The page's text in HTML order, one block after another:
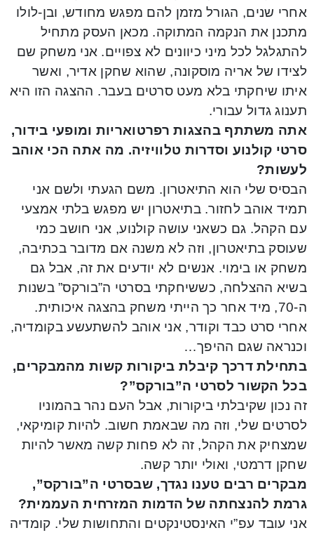
אחרי שנים, הגורל מזמן להם מפגש מחודש, ובן-לולו
מתכנן את הנקמה המתוקה. מכאן העסק מתחיל
להתגלגל לכל מיני כיוונים לא צפויים. אני משחק שם
לצידו של אריה מוסקונה, שהוא שחקן אדיר, ואשר
איתו שיחקתי בלא מעט סרטים בעבר. ההצגה הזו היא
תענוג גדול עבורי.
אתה משתתף בהצגות רפרטואריות ומופעי בידור,
סרטי קולנוע וסדרות טלוויזיה. מה אתה הכי אוהב
לעשות?
הבסיס שלי הוא התיאטרון. משם הגעתי ולשם אני
תמיד אוהב לחזור. בתיאטרון יש מפגש בלתי אמצעי
עם הקהל. גם כשאני עושה קולנוע, אני חושב כמי
שעוסק בתיאטרון, וזה לא משנה אם מדובר בכתיבה,
משחק או בימוי. אנשים לא יודעים את זה, אבל גם
בשיא ההצלחה, כששיחקתי בסרטי ה”בורקס” בשנות
ה-70, מיד אחר כך הייתי משחק בהצגה איכותית.
אחרי סרט כבד וקודר, אני אוהב להשתעשע בקומדיה,
וכנראה שגם ההיפך…
בתחילת דרכך קיבלת ביקורות קשות מהמבקרים,
בכל הקשור לסרטי ה”בורקס”?
זה נכון שקיבלתי ביקורות, אבל העם נהר בהמוניו
לסרטים שלי, וזה מה שבאמת חשוב. להיות קומיקאי,
שמצחיק את הקהל, זה לא פחות קשה מאשר להיות
שחקן דרמטי, ואולי יותר קשה.
מבקרים רבים טענו נגדך, שבסרטי ה”בורקס”,
גרמת להנצחתה של הדמות המזרחית העממית?
אני עובד עפ”י האינסטינקטים והתחושות שלי. קומדיה